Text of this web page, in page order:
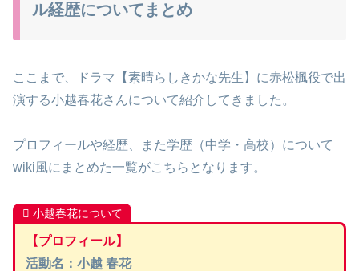
ル経歴についてまとめ
ここまで、ドラマ【素晴らしきかな先生】に赤松楓役で出
演する小越春花さんについて紹介してきました。
プロフィールや経歴、また学歴（中学・高校）について
wiki風にまとめた一覧がこちらとなります。
小越春花について
【プロフィール】
活動名：小越 春花